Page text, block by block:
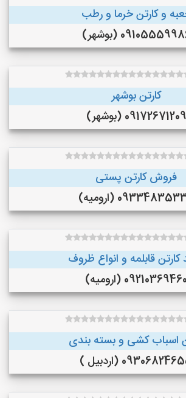
و کارتن خرما و‌ رطب
(بوشهر)
کارتن بوشهر
09172671209 (بوشهر)
فروش کارتن پستی
(ارومیه)
کارتن قابلمه و انواع ظروف
09210369460 (ارومیه)
اسباب کشی و بسته بندی
(اردبیل )